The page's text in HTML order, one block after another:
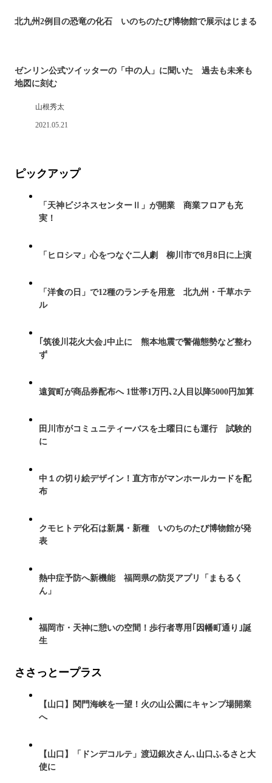
北九州2例目の恐竜の化石 いのちのたび博物館で展示はじまる
ゼンリン公式ツイッターの「中の人」に聞いた 過去も未来も
地図に刻む
山根秀太
2021.05.21
ピックアップ
「天神ビジネスセンターⅡ」が開業 商業フロアも充
実！
「ヒロシマ」心をつなぐ二人劇 柳川市で8月8日に上演
「洋食の日」で12種のランチを用意 北九州・千草ホテ
ル
｢筑後川花火大会｣中止に 熊本地震で警備態勢など整わ
ず
遠賀町が商品券配布へ 1世帯1万円､2人目以降5000円加算
田川市がコミュニティーバスを土曜日にも運行 試験的
に
中１の切り絵デザイン！直方市がマンホールカードを配
布
クモヒトデ化石は新属・新種 いのちのたび博物館が発
表
熱中症予防へ新機能 福岡県の防災アプリ「まもるく
ん」
福岡市・天神に憩いの空間！歩行者専用｢因幡町通り｣誕
生
ささっとープラス
【山口】関門海峡を一望！火の山公園にキャンプ場開業
へ
【山口】「ドンデコルテ」渡辺銀次さん､山口ふるさと大
使に